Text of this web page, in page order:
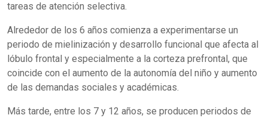
tareas de atención selectiva.
Alrededor de los 6 años comienza a experimentarse un
periodo de mielinización y desarrollo funcional que afecta al
lóbulo frontal y especialmente a la corteza prefrontal, que
coincide con el aumento de la autonomía del niño y aumento
de las demandas sociales y académicas.
Más tarde, entre los 7 y 12 años, se producen periodos de